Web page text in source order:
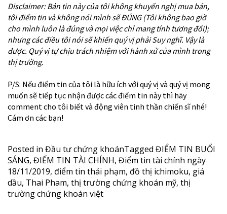
Disclaimer: Bản tin này của tôi không khuyến nghị mua bán,
tôi điểm tin và không nói mình sẽ ĐÚNG (Tôi không bao giờ
cho mình luôn là đúng và mọi việc chỉ mang tính tương đối);
nhưng các điều tôi nói sẽ khiến quý vị phải Suy nghĩ. Vậy là
được. Quý vị tự chịu trách nhiệm với hành xử của mình trong
thị trường.
P/S: Nếu điểm tin của tôi là hữu ích với quý vị và quý vị mong
muốn sẽ tiếp tục nhận được các điểm tin này thì hãy
comment cho tôi biết và động viên tinh thần chiến sĩ nhé!
Cám ơn các bạn!
Posted in Đầu tư chứng khoánTagged ĐIỂM TIN BUỔI
SÁNG, ĐIỂM TIN TÀI CHÍNH, Điểm tin tài chính ngày
18/11/2019, điểm tin thái phạm, đồ thị ichimoku, giá
dầu, Thai Pham, thị trường chứng khoán mỹ, thị
trường chứng khoán việt